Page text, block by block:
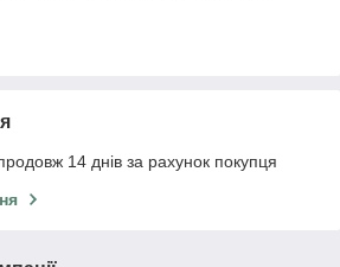
14 днів за рахунок покупця